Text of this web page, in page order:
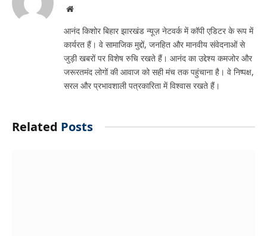
Website
आनंद किशोर बिहार झारखंड न्यूज़ नेटवर्क में कॉपी एडिटर के रूप में
कार्यरत हैं। वे सामाजिक मुद्दों, जनहित और मानवीय संवेदनाओं से
जुड़ी खबरों पर विशेष रुचि रखते हैं। आनंद का उद्देश्य कमजोर और
जरूरतमंद लोगों की आवाज को सही मंच तक पहुंचाना है। वे निष्पक्ष,
सरल और प्रभावशाली पत्रकारिता में विश्वास रखते हैं।
Related Posts